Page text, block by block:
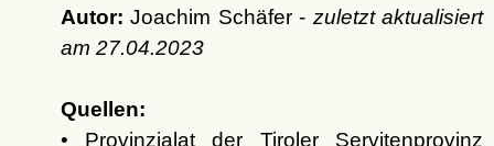
Autor: Joachim Schäfer - zuletzt aktualisiert
am 27.04.2023
Quellen:
• Provinzialat der Tiroler Servitenprovinz